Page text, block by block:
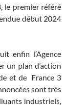
le premier référé
début 2024
enfin l’Agence
un plan d’action
et de France 3
sont très
industriels,